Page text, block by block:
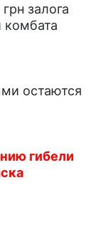
залога
остаются
гибели